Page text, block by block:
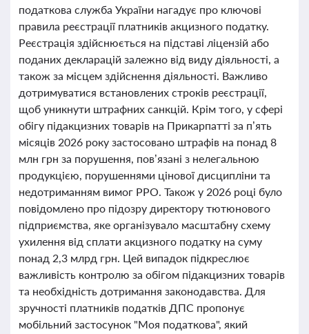
податкова служба України нагадує про ключові
правила реєстрації платників акцизного податку.
Реєстрація здійснюється на підставі ліцензій або
поданих декларацій залежно від виду діяльності, а
також за місцем здійснення діяльності. Важливо
дотримуватися встановлених строків реєстрації,
щоб уникнути штрафних санкцій. Крім того, у сфері
обігу підакцизних товарів на Прикарпатті за п’ять
місяців 2026 року застосовано штрафів на понад 8
млн грн за порушення, пов’язані з нелегальною
продукцією, порушеннями цінової дисципліни та
недотриманням вимог РРО. Також у 2026 році було
повідомлено про підозру директору тютюнового
підприємства, яке організувало масштабну схему
ухилення від сплати акцизного податку на суму
понад 2,3 млрд грн. Цей випадок підкреслює
важливість контролю за обігом підакцизних товарів
та необхідність дотримання законодавства. Для
зручності платників податків ДПС пропонує
мобільний застосунок "Моя податкова", який